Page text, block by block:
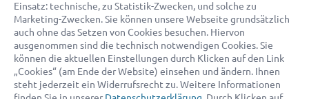
Unser Serviceteam ist von 8:00 bis 17:00 Uhr für Sie erreichbar.
Telefon:0800 400 18 80
E-Mail:service@advocado.com
Einsatz: technische, zu Statistik-Zwecken, und solche zu
Marketing-Zwecken. Sie können unsere Webseite grundsätzlich
auch ohne das Setzen von Cookies besuchen. Hiervon
ausgenommen sind die technisch notwendigen Cookies. Sie
können die aktuellen Einstellungen durch Klicken auf den Link
„Cookies“ (am Ende der Website) einsehen und ändern. Ihnen
steht jederzeit ein Widerrufsrecht zu. Weitere Informationen